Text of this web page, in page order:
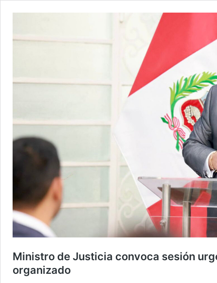
Ministro de Justicia convoca sesión
organizado